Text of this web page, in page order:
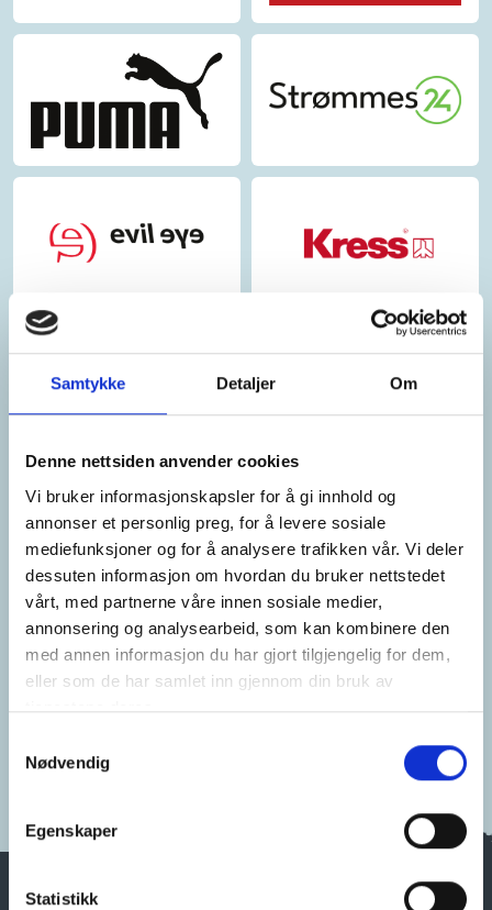
Samtykke Detaljer Om
Denne nettsiden anvender cookies
Vi bruker informasjonskapsler for å gi innhold og
annonser et personlig preg, for å levere sosiale
mediefunksjoner og for å analysere trafikken vår. Vi deler
dessuten informasjon om hvordan du bruker nettstedet
vårt, med partnerne våre innen sosiale medier,
annonsering og analysearbeid, som kan kombinere den
med annen informasjon du har gjort tilgjengelig for dem,
eller som de har samlet inn gjennom din bruk av
tjenestene deres.
Nødvendig
Egenskaper
Statistikk